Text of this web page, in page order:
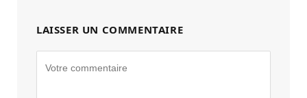
LAISSER UN COMMENTAIRE